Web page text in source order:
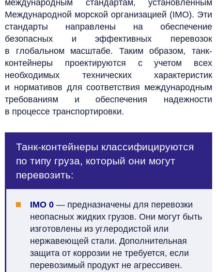
международным стандартам, установленным
Международной морской организацией (IMO). Эти
стандарты направлены на обеспечение
безопасных и эффективных перевозок
в глобальном масштабе. Таким образом, танк-
контейнеры проектируются с учетом всех
необходимых технических характеристик
и нормативов для соответствия международным
требованиям и обеспечения надежности
в процессе транспортировки.
Танк-контейнеры классифицируются
по типу груза, который они могут
перевозить:
IMO 0 — предназначены для перевозки
неопасных жидких грузов. Они могут быть
изготовлены из углеродистой или
нержавеющей стали. Дополнительная
защита от коррозии не требуется, если
перевозимый продукт не агрессивен.